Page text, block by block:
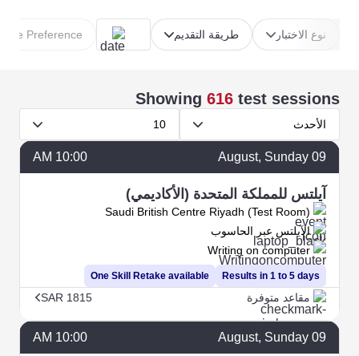
نوع الاختبار طريقة التقديم Preference
Showing 616 test sessions
الأحدث 10
09
August, Sunday
10:00 AM
آيلتس للمملكة المتحدة (الأكاديمي)
Saudi British Centre Riyadh (Test Room)
Results in 1 to 5 days
الآيلتس عبر الحاسوب
Writing on computer
One Skill Retake available
مقاعد متوفرة SAR 1815
09
August, Sunday
10:00 AM